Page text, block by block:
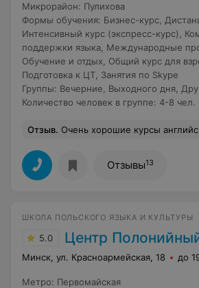
Микрорайон: Пулихова
Формы обучения: Бизнес-курс
Интенсивный курс (экспресс-курс)
поддержки языка Международные
Обучение и отдых
Общий курс для
Подготовка к ЦТ Занятия по Skype
Группы: Вечерние Выходного дня
Количество человек в группе: 4-8 чел.
Отзыв. Очень хорошие курсы английского языка -- то, что нужно, если хотите именно заговорить. Я занималась год у Евсаевой Натальи Евгеньевны,
Отзывы13
ШКОЛА ПОЛЬСКОГО ЯЗЫКА И КУЛЬТУРЫ
5.0 Центр
Минск, ул. Красноармейская, 18 до
Метро: Первомайская